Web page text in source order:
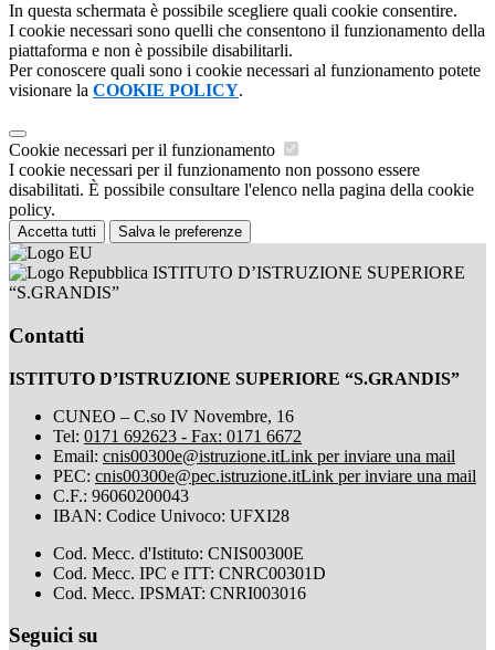
In questa schermata è possibile scegliere quali cookie consentire.
I cookie necessari sono quelli che consentono il funzionamento della
piattaforma e non è possibile disabilitarli.
Per conoscere quali sono i cookie necessari al funzionamento potete
visionare la COOKIE POLICY.
Cookie necessari per il funzionamento
I cookie necessari per il funzionamento non possono essere
disabilitati. È possibile consultare l'elenco nella pagina della cookie
policy.
Accetta tutti Salva le preferenze
ISTITUTO D’ISTRUZIONE SUPERIORE
“S.GRANDIS”
Contatti
ISTITUTO D’ISTRUZIONE SUPERIORE “S.GRANDIS”
CUNEO – C.so IV Novembre, 16
Tel: 0171 692623 - Fax: 0171 6672
Email: cnis00300e@istruzione.itLink per inviare una mail
PEC: cnis00300e@pec.istruzione.itLink per inviare una mail
C.F.: 96060200043
IBAN: Codice Univoco: UFXI28
Cod. Mecc. d'Istituto: CNIS00300E
Cod. Mecc. IPC e ITT: CNRC00301D
Cod. Mecc. IPSMAT: CNRI003016
Seguici su